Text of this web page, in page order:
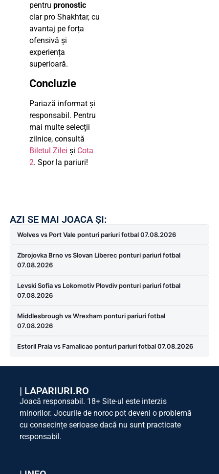
pentru pronostic
clar pro Shakhtar, cu
avantaj pe forța
ofensivă și
experiența
superioară.
Concluzie
Pariază informat și
responsabil. Pentru
mai multe selecții
zilnice, consultă
Biletul Zilei și Cota
2. Spor la pariuri!
AZI SE MAI JOACA ȘI:
Wolves vs Port Vale ponturi pariuri fotbal 07.08.2026
Zbrojovka Brno vs Slovan Liberec ponturi pariuri fotbal
07.08.2026
Levski Sofia vs Lokomotiv Plovdiv ponturi pariuri fotbal
07.08.2026
Middlesbrough vs Wrexham ponturi pariuri fotbal
07.08.2026
Estoril Praia vs Famalicao ponturi pariuri fotbal 07.08.2026
| LAPARIURI.RO
Joacă responsabil. 18+ Site-ul este interzis
minorilor. Jocurile de noroc pot deveni o problemă
cu consecințe serioase dacă nu sunt practicate
responsabil.